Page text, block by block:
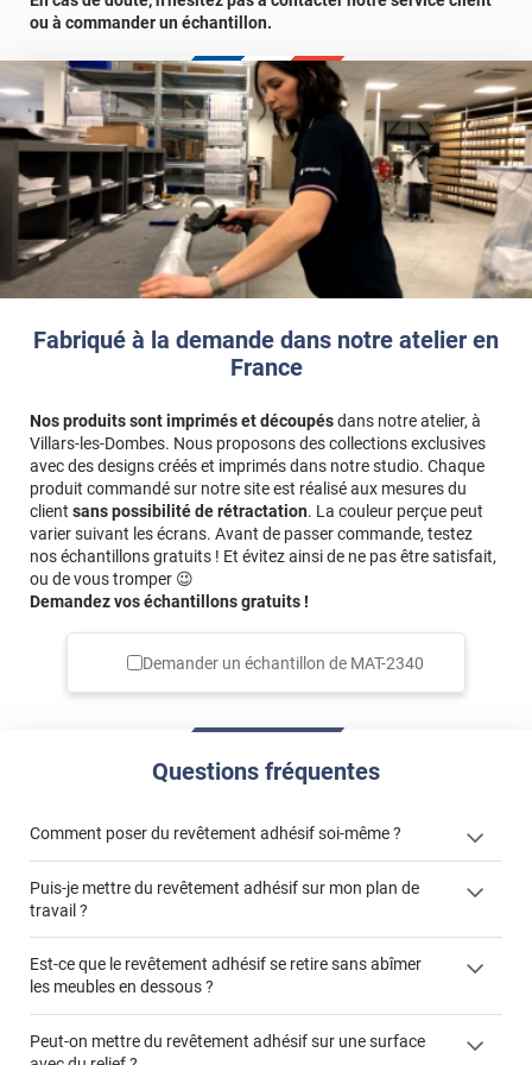
Fabriqué à la demande dans notre atelier en
France
Nos produits sont imprimés et découpésdans notre atelier, à
Villars-les-Dombes. Nous proposons des collections exclusives
avec des designs créés et imprimés dans notre studio. Chaque
produit commandé sur notre site est réalisé aux mesures du
client sans possibilité de rétractation. La couleur perçue peut
varier suivant les écrans. Avant de passer commande, testez
nos échantillons gratuits ! Et évitez ainsi de ne pas être satisfait,
ou de vous tromper 😉
Demandez vos échantillons gratuits !
Demander un échantillon de MAT-2340
Questions fréquentes
Comment poser du revêtement adhésif soi-même ?
« Comment poser un revêtement adhésif ? »
Puis-je mettre du revêtement adhésif sur mon plan de
travail ?
revêtement adhésif sur un plan de travail de cuisine ?"
Est-ce que le revêtement adhésif se retire sans abîmer
les meubles en dessous ?
Peut-on mettre du revêtement adhésif sur une surface
Référence produit :MAT2340
ou à commander un échantillon.